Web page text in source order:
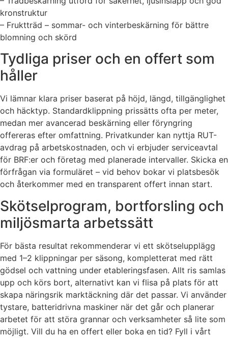
kronstruktur
– Fruktträd – sommar- och vinterbeskärning för bättre
blomning och skörd
Tydliga priser och en offert som
håller
Vi lämnar klara priser baserat på höjd, längd, tillgänglighet
och häcktyp. Standardklippning prissätts ofta per meter,
medan mer avancerad beskärning eller föryngring
offereras efter omfattning. Privatkunder kan nyttja RUT-
avdrag på arbetskostnaden, och vi erbjuder serviceavtal
för BRF:er och företag med planerade intervaller. Skicka en
förfrågan via formuläret – vid behov bokar vi platsbesök
och återkommer med en transparent offert innan start.
Skötselprogram, bortforsling och
miljösmarta arbetssätt
För bästa resultat rekommenderar vi ett skötselupplägg
med 1–2 klippningar per säsong, kompletterat med rätt
gödsel och vattning under etableringsfasen. Allt ris samlas
upp och körs bort, alternativt kan vi flisa på plats för att
skapa näringsrik marktäckning där det passar. Vi använder
tystare, batteridrivna maskiner när det går och planerar
arbetet för att störa grannar och verksamheter så lite som
möjligt. Vill du ha en offert eller boka en tid? Fyll i vårt